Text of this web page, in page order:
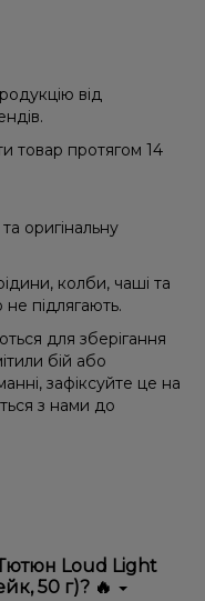
від
товар протягом 14
оригінальну
колби, чаші та
підлягають.
для зберігання
бій або
зафіксуйте це на
з нами до
Тютюн Loud Light
50 г)? 🔥